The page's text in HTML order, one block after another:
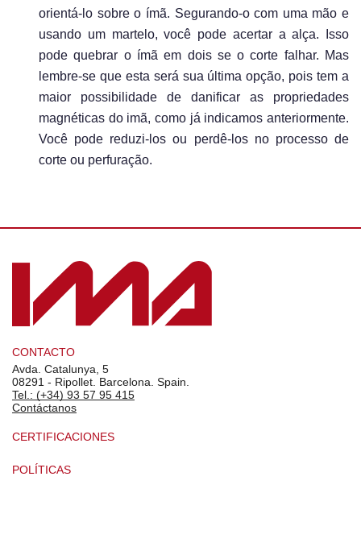
orientá-lo sobre o ímã. Segurando-o com uma mão e
usando um martelo, você pode acertar a alça. Isso
pode quebrar o ímã em dois se o corte falhar. Mas
lembre-se que esta será sua última opção, pois tem a
maior possibilidade de danificar as propriedades
magnéticas do imã, como já indicamos anteriormente.
Você pode reduzi-los ou perdê-los no processo de
corte ou perfuração.
CONTACTO
Avda. Catalunya, 5
08291 - Ripollet. Barcelona. Spain.
Tel.: (+34) 93 57 95 415
Contáctanos
CERTIFICACIONES
POLÍTICAS